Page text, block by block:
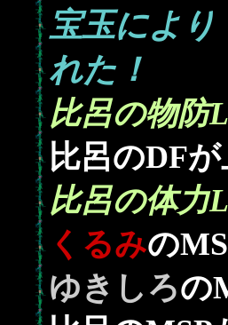
宝玉により
れた！
比呂の物防
比呂のDFが
比呂の体力
くるみの
ゆきしろの